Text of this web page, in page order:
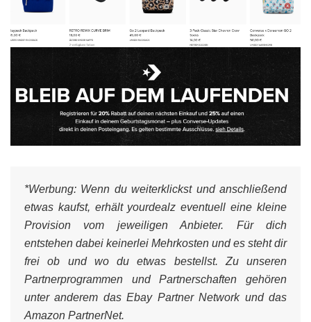
*Werbung: Wenn du weiterklickst und anschließend
etwas kaufst, erhält yourdealz eventuell eine kleine
Provision vom jeweiligen Anbieter. Für dich
entstehen dabei keinerlei Mehrkosten und es steht dir
frei ob und wo du etwas bestellst. Zu unseren
Partnerprogrammen und Partnerschaften gehören
unter anderem das Ebay Partner Network und das
Amazon PartnerNet.